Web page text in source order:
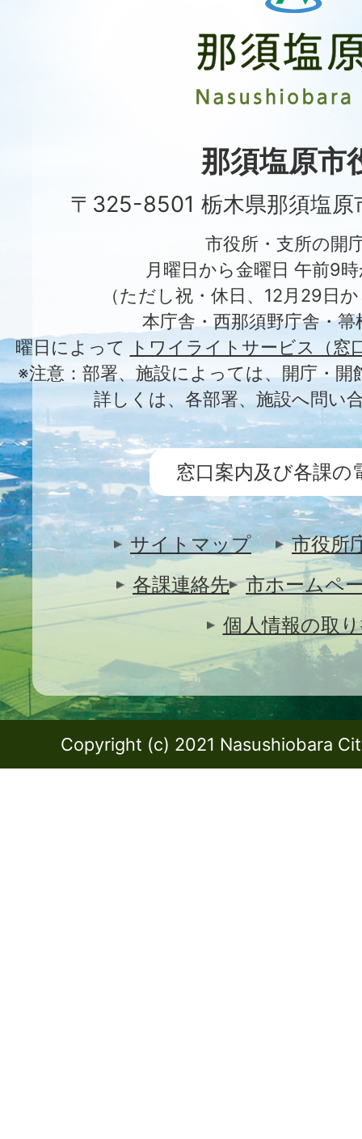
原
市
City
那須塩原市
〒325-8501 栃木県那須塩原
市役所・支所の開
月曜日から金曜日 午前9
（ただし祝・休日、12月29日
本庁舎・西那須野庁舎・
曜日によって
トワイライトサービス（窓
※注意：部署、施設によっては、開庁・
詳しくは、各部署、施設へ問い
窓口案内及び各課の
サイトマップ
市役所
各課連絡先
市ホームペ
個人情報の取
Copyright (c) 2021 Nasushiobara